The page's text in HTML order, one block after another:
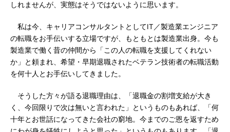
しれませんが、実態はそうではないように思います。
私は今、キャリアコンサルタントとしてIT／製造業エンジニア
の転職をお手伝いする立場ですが、もともとは製造業出身。今も
製造業で働く昔の仲間から「この人の転職を支援してくれない
か」と頼まれ、希望・早期退職されたベテラン技術者の転職活動
を何十人とお手伝いしてきました。
そうした方々が語る退職理由は、「退職金の割増支給が大き
く、今回限りで次は無いと言われた」というものもあれば、「何
十年とお世話になってきた会社の窮地。今までのご恩を返すため